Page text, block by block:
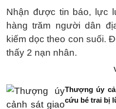
Nhận được tin báo, lực
hàng trăm người dân
kiếm dọc theo con suối.
thấy 2 nạn nhân.
Thượng úy
cứu bé trai bị